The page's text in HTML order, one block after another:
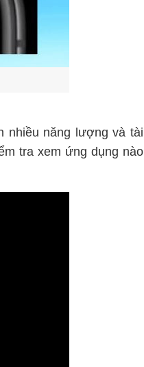
nhiều năng lượng và tài
tra xem ứng dụng nào